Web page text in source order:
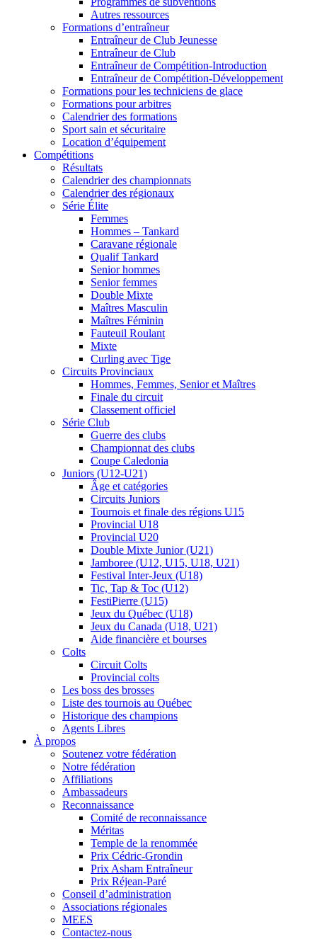
Autres ressources
Formations d’entraîneur
Entraîneur de Club Jeunesse
Entraîneur de Club
Entraîneur de Compétition-Introduction
Entraîneur de Compétition-Développement
Formations pour les techniciens de glace
Formations pour arbitres
Calendrier des formations
Sport sain et sécuritaire
Location d’équipement
Compétitions
Résultats
Calendrier des championnats
Calendrier des régionaux
Série Élite
Femmes
Hommes – Tankard
Caravane régionale
Qualif Tankard
Senior hommes
Senior femmes
Double Mixte
Maîtres Masculin
Maîtres Féminin
Fauteuil Roulant
Mixte
Curling avec Tige
Circuits Provinciaux
Hommes, Femmes, Senior et Maîtres
Finale du circuit
Classement officiel
Série Club
Guerre des clubs
Championnat des clubs
Coupe Caledonia
Juniors (U12-U21)
Âge et catégories
Circuits Juniors
Tournois et finale des régions U15
Provincial U18
Provincial U20
Double Mixte Junior (U21)
Jamboree (U12, U15, U18, U21)
Festival Inter-Jeux (U18)
Tic, Tap & Toc (U12)
FestiPierre (U15)
Jeux du Québec (U18)
Jeux du Canada (U18, U21)
Aide financière et bourses
Colts
Circuit Colts
Provincial colts
Les boss des brosses
Liste des tournois au Québec
Historique des champions
Agents Libres
À propos
Soutenez votre fédération
Notre fédération
Affiliations
Ambassadeurs
Reconnaissance
Comité de reconnaissance
Méritas
Temple de la renommée
Prix Cédric-Grondin
Prix Asham Entraîneur
Prix Réjean-Paré
Conseil d’administration
Associations régionales
MEES
Contactez-nous